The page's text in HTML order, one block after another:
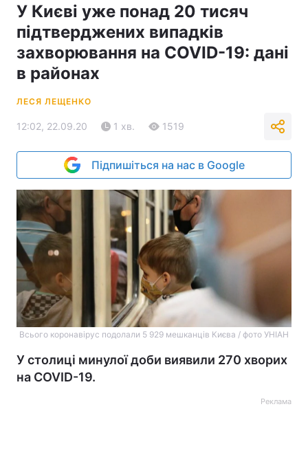
У Києві уже понад 20 тисяч
підтверджених випадків
захворювання на COVID-19: дані
в районах
ЛЕСЯ ЛЕЩЕНКО
12:02, 22.09.20 1 хв. 1519
Підпишіться на нас в Google
Всього коронавірус подолали 5 929 мешканців Києва / фото УНІАН
У столиці минулої доби виявили 270 хворих
на COVID-19.
Реклама